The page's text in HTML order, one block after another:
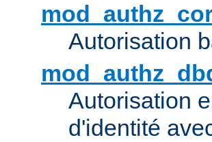
Autorisation
Autorisation
d'identité